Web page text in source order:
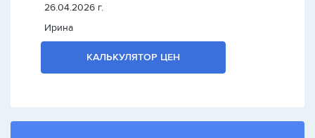
26.04.2026 г.
Ирина
КАЛЬКУЛЯТОР ЦЕН